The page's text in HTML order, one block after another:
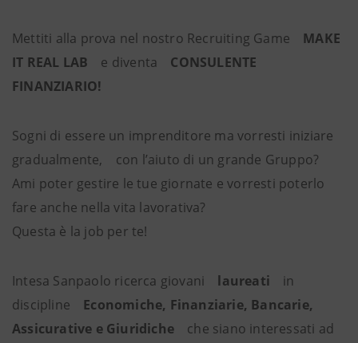
Mettiti alla prova nel nostro Recruiting Game MAKE
IT REAL LAB e diventa CONSULENTE
FINANZIARIO!
Sogni di essere un imprenditore ma vorresti iniziare
gradualmente, con l’aiuto di un grande Gruppo?
Ami poter gestire le tue giornate e vorresti poterlo
fare anche nella vita lavorativa?
Questa è la job per te!
Intesa Sanpaolo ricerca giovani laureati in
discipline Economiche, Finanziarie, Bancarie,
Assicurative e Giuridiche che siano interessati ad